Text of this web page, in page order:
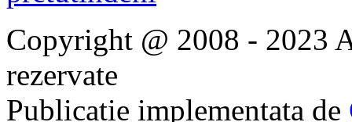
Copyright @ 2008 - 2023
rezervate
Publicatie implementata de